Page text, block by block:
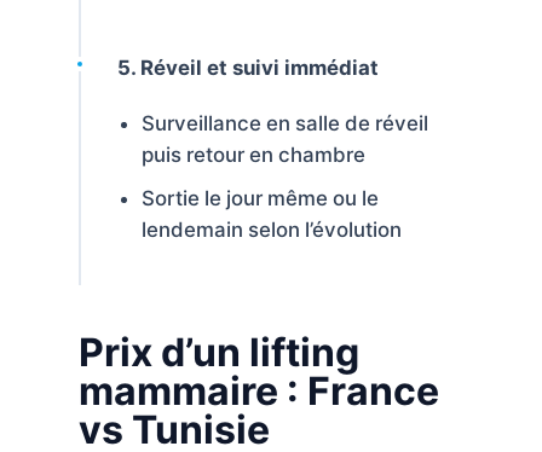
5. Réveil et suivi immédiat
Surveillance en salle de réveil
puis retour en chambre
Sortie le jour même ou le
lendemain selon l’évolution
Prix d’un lifting
mammaire : France
vs Tunisie